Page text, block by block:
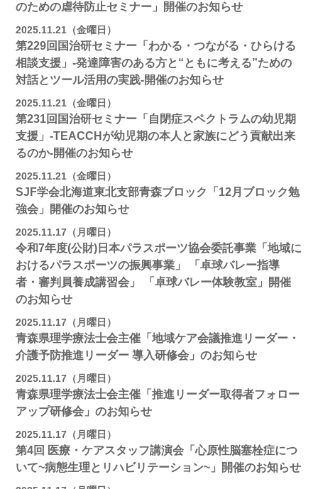
のための虐待防止セミナー」開催のお知らせ
2025.11.21（金曜日）
第229回国治研セミナー「わかる・つながる・ひらける
相談支援」-発達障害のある方と“ともに考える”ための
対話とツール活用の実践-開催のお知らせ
2025.11.21（金曜日）
第231回国治研セミナー「自閉症スペクトラムの幼児期
支援」-TEACCHが幼児期の本人と家族にどう貢献出来
るのか-開催のお知らせ
2025.11.21（金曜日）
SJF学会北海道東北支部青森ブロック「12月ブロック勉
強会」開催のお知らせ
2025.11.17（月曜日）
令和7年度(公財)日本パラスポーツ協会委託事業「地域に
おけるパラスポーツの振興事業」 「卓球バレー指導
者・審判員養成講習会」 「卓球バレー体験教室」開催
のお知らせ
2025.11.17（月曜日）
青森県理学療法士会主催「地域ケア会議推進リーダー・
介護予防推進リーダー 導入研修会」のお知らせ
2025.11.17（月曜日）
青森県理学療法士会主催「推進リーダー取得者フォロー
アップ研修会」のお知らせ
2025.11.17（月曜日）
第4回 医療・ケアスタッフ講演会「心原性脳塞栓症につ
いて~病態生理とリハビリテーション~」開催のお知らせ